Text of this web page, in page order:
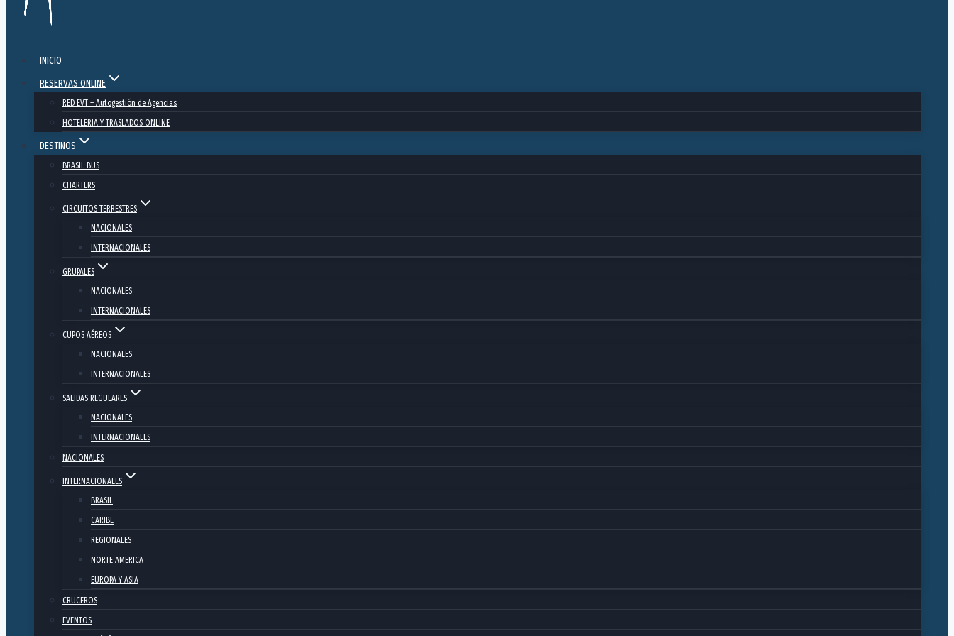
INICIO
RESERVAS ONLINE
RED EVT – Autogestión de Agencias
HOTELERIA Y TRASLADOS ONLINE
DESTINOS
BRASIL BUS
CHARTERS
CIRCUITOS TERRESTRES
NACIONALES
INTERNACIONALES
GRUPALES
NACIONALES
INTERNACIONALES
CUPOS AÉREOS
NACIONALES
INTERNACIONALES
SALIDAS REGULARES
NACIONALES
INTERNACIONALES
NACIONALES
INTERNACIONALES
BRASIL
CARIBE
REGIONALES
NORTE AMERICA
EUROPA Y ASIA
CRUCEROS
EVENTOS